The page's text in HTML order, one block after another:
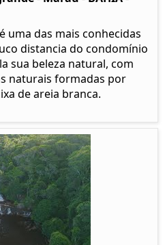
uma das mais conhecidas
distancia do condomínio
sua beleza natural, com
naturais formadas por
de areia branca.